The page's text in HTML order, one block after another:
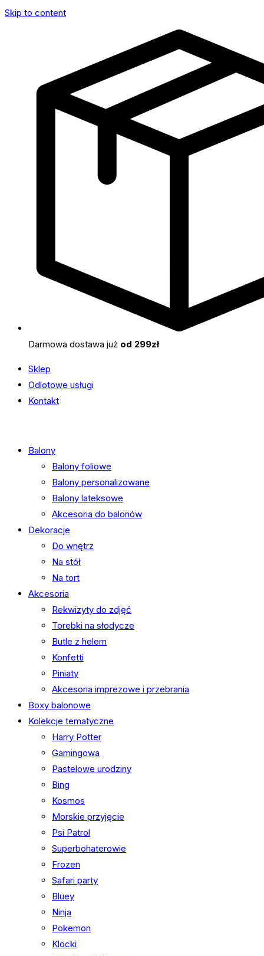
Skip to content
Darmowa dostawa już od 299zł
Sklep
Odlotowe usługi
Kontakt
Balony
Balony foliowe
Balony personalizowane
Balony lateksowe
Akcesoria do balonów
Dekoracje
Do wnętrz
Na stół
Na tort
Akcesoria
Rekwizyty do zdjęć
Torebki na słodycze
Butle z helem
Konfetti
Piniaty
Akcesoria imprezowe i przebrania
Boxy balonowe
Kolekcje tematyczne
Harry Potter
Gamingowa
Pastelowe urodziny
Bing
Kosmos
Morskie przyjęcie
Psi Patrol
Superbohaterowie
Frozen
Safari party
Bluey
Ninja
Pokemon
Klocki